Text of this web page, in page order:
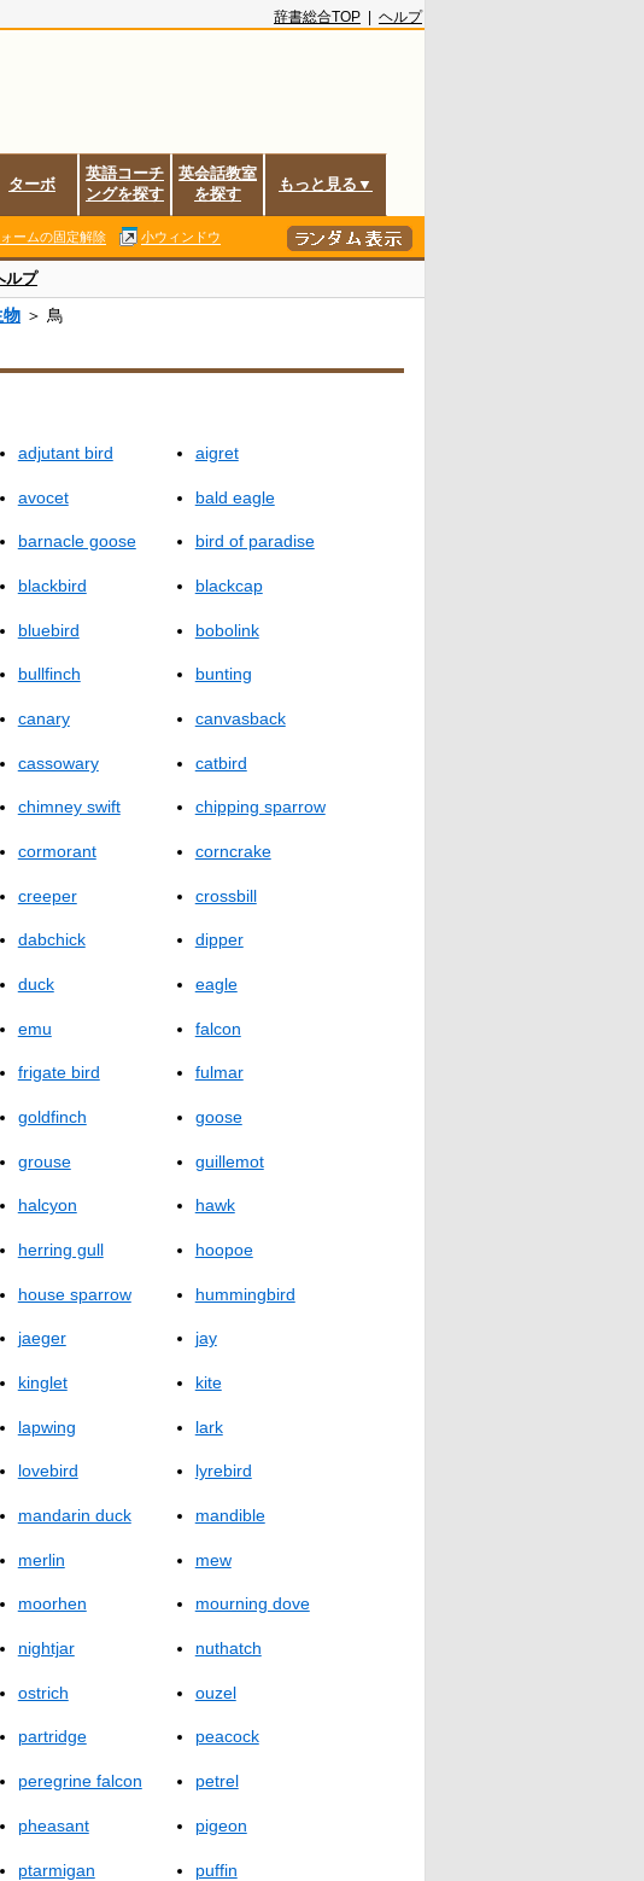
辞書総合TOP ヘルプ
ターボ
英語コーチ
ングを探す
英会話教室
を探す
もっと見る▼
ームの固定解除 小ウィンドウ
ルプ
物 ＞ 鳥
adjutant bird aigret
avocet bald eagle
barnacle goose bird of paradise
blackbird blackcap
bluebird bobolink
bullfinch bunting
canary canvasback
cassowary catbird
chimney swift chipping sparrow
cormorant corncrake
creeper crossbill
dabchick dipper
duck eagle
emu falcon
frigate bird fulmar
goldfinch goose
grouse guillemot
halcyon hawk
herring gull hoopoe
house sparrow hummingbird
jaeger jay
kinglet kite
lapwing lark
lovebird lyrebird
mandarin duck mandible
merlin mew
moorhen mourning dove
nightjar nuthatch
ostrich ouzel
partridge peacock
peregrine falcon petrel
pheasant pigeon
ptarmigan puffin